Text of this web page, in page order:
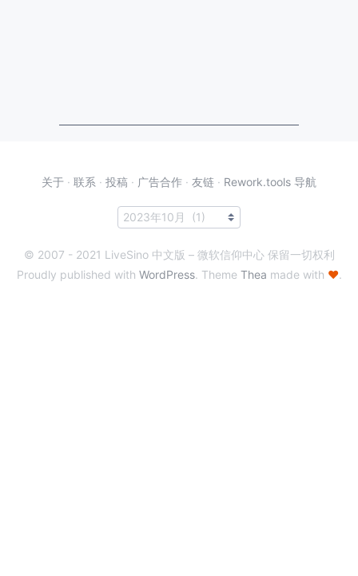
关于 · 联系 · 投稿 · 广告合作 · 友链 · Rework.tools 导航
© 2007 - 2021 LiveSino 中文版 – 微软信仰中心 保留一切权利
Proudly published with WordPress. Theme Thea made with ♥.